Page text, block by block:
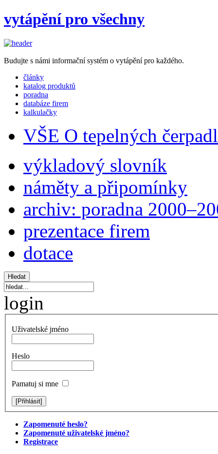
vytápění pro všechny
Budujte s námi informační systém o vytápění pro každého.
články
katalog produktů
poradna
databáze firem
kalkulačky
VŠE O tepelných
výkladový slovník
náměty a připomínky
archiv: poradna
prezentace firem
dotace
login
Uživatelské jméno
Heslo
Pamatuj si mne
Zapomenuté heslo?
Zapomenuté uživatelské jméno?
Registrace